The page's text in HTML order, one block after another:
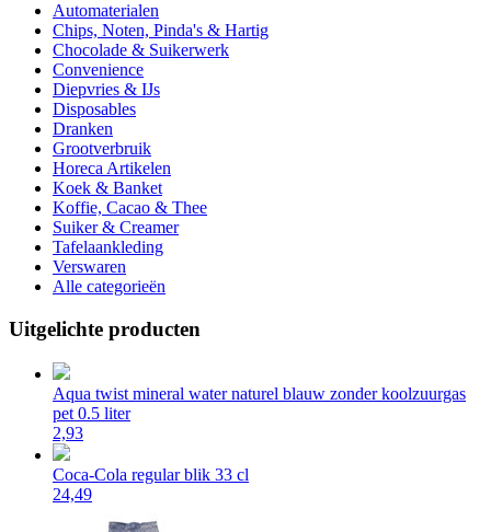
Automaterialen
Chips, Noten, Pinda's & Hartig
Chocolade & Suikerwerk
Convenience
Diepvries & IJs
Disposables
Dranken
Grootverbruik
Horeca Artikelen
Koek & Banket
Koffie, Cacao & Thee
Suiker & Creamer
Tafelaankleding
Verswaren
Alle categorieën
Uitgelichte producten
Aqua twist mineral water naturel blauw zonder koolzuurgas
pet 0.5 liter
2,93
Coca-Cola regular blik 33 cl
24,49